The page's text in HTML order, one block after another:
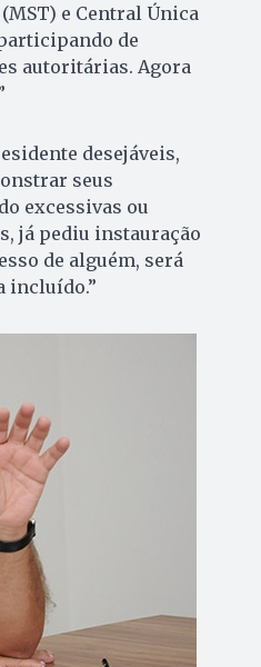
e Central Única
de
autoritárias. Agora
desejáveis,
seus
excessivas ou
já pediu instauração
de alguém, será
incluído.”